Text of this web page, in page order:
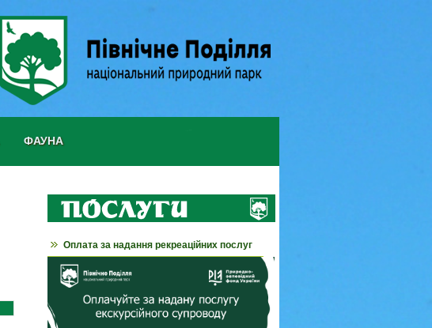
ФАУНА
Оплата за надання рекреаційних послуг